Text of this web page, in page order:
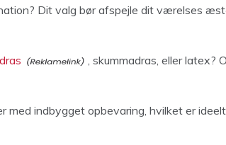
Dit valg bør afspejle dit værelses
, skummadras, eller latex?
med indbygget opbevaring, hvilket er